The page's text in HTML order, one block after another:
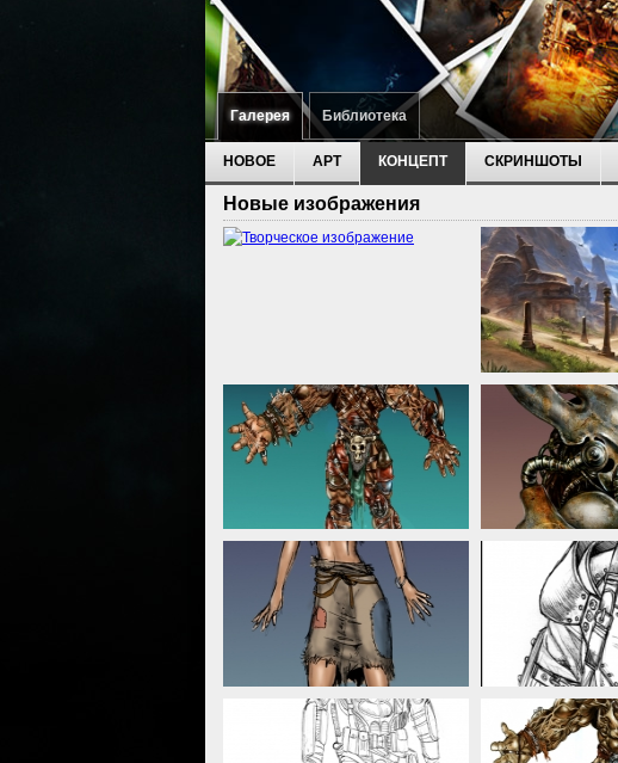
Галерея Библиотека
НОВОЕ АРТ КОНЦЕПТ СКРИНШОТЫ
Новые изображения